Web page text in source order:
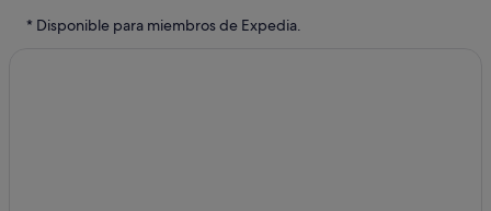
Dauphin hoteles
* Disponible para miembros de Expedia.